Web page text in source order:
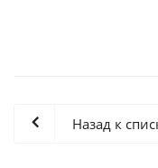
Назад к